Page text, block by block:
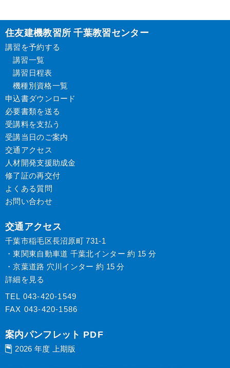
住友建機教習所 千葉教習センター
講習を予約する
講習一覧
講習日程表
機種別資格一覧
申込書ダウンロード
必要書類を送る
受講料を支払う
受講当日のご案内
交通アクセス
人材開発支援助成金
修了証の再交付
よくある質問
お問い合わせ
交通アクセス
千葉市稲毛区長沼原町 731-1
・東関東自動車道 千葉北インター 約 15 分
・京葉道路 穴川インター 約 15 分
詳細を見る
TEL 043-420-1549
FAX 043-420-1586
案内パンフレット PDF
2026 年度 上期版